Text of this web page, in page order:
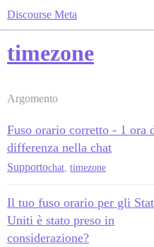
Discourse Meta
timezone
Argomento
Fuso orario corretto - 1 ora
differenza nella chat
Supportochat timezone
Il tuo fuso orario per gli
Uniti è stato preso in
considerazione?